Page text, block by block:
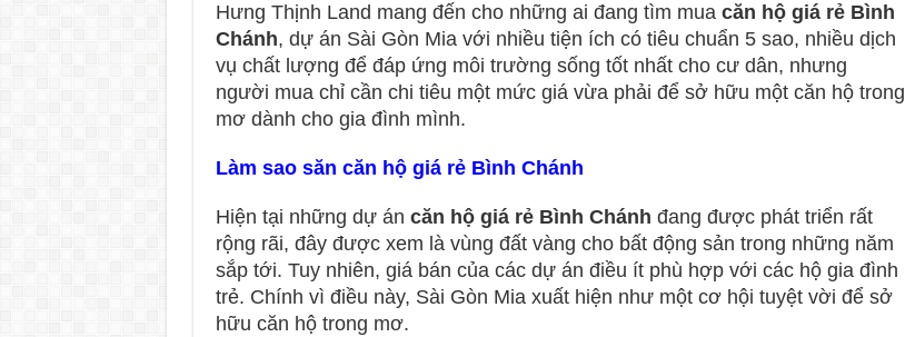
Hưng Thịnh Land mang đến cho những ai đang tìm mua căn hộ giá rẻ Bình
Chánh, dự án Sài Gòn Mia với nhiều tiện ích có tiêu chuẩn 5 sao, nhiều dịch
vụ chất lượng để đáp ứng môi trường sống tốt nhất cho cư dân, nhưng
người mua chỉ cần chi tiêu một mức giá vừa phải để sở hữu một căn hộ trong
mơ dành cho gia đình mình.
Làm sao săn căn hộ giá rẻ Bình Chánh
Hiện tại những dự án căn hộ giá rẻ Bình Chánh đang được phát triển rất
rộng rãi, đây được xem là vùng đất vàng cho bất động sản trong những năm
sắp tới. Tuy nhiên, giá bán của các dự án điều ít phù hợp với các hộ gia đình
trẻ. Chính vì điều này, Sài Gòn Mia xuất hiện như một cơ hội tuyệt vời để sở
hữu căn hộ trong mơ.